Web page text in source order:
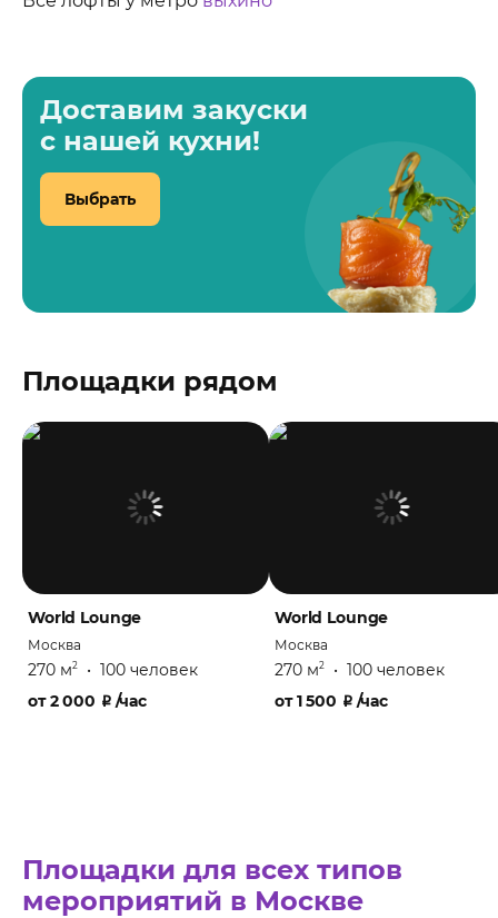
Доставим закуски
с нашей кухни!
Выбрать
Площадки рядом
World Lounge
Москва
270 м2 • 100 человек
от2 000 ₽ /час
World Lounge
Москва
270 м2 • 100 человек
от1 500 ₽ /час
Площадки для всех типов
мероприятий в Москве